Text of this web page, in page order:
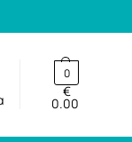
0.00
€
0